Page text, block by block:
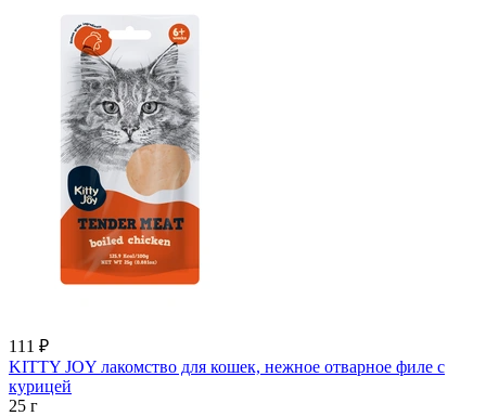
111 ₽
KITTY JOY лакомство для кошек, нежное отварное филе с
курицей
25 г